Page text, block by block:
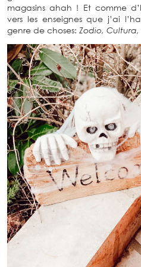
magasins ahah ! Et comme
vers les enseignes que j’ai
genre de choses:Zodio,